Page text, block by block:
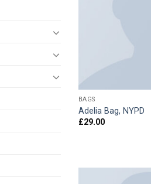
BAGS
Adelia Bag, NYPD
£29.00